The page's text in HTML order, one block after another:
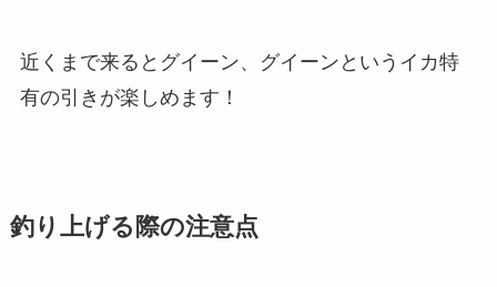
近くまで来るとグイーン、グイーンというイカ特
有の引きが楽しめます！
釣り上げる際の注意点